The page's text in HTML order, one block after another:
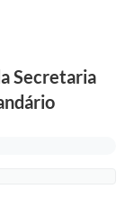
Secretaria